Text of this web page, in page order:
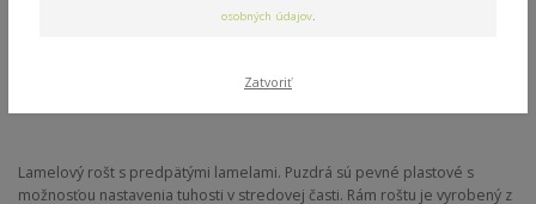
Lamelový rošt s predpätými lamelami. Puzdrá sú pevné plastové s
možnosťou nastavenia tuhosti v stredovej časti. Rám roštu je vyrobený z
osobných údajov.
Zatvoriť